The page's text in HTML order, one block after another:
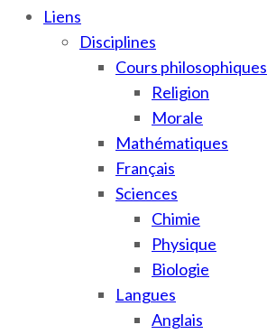
Liens
Disciplines
Cours philosophiques
Religion
Morale
Mathématiques
Français
Sciences
Chimie
Physique
Biologie
Langues
Anglais